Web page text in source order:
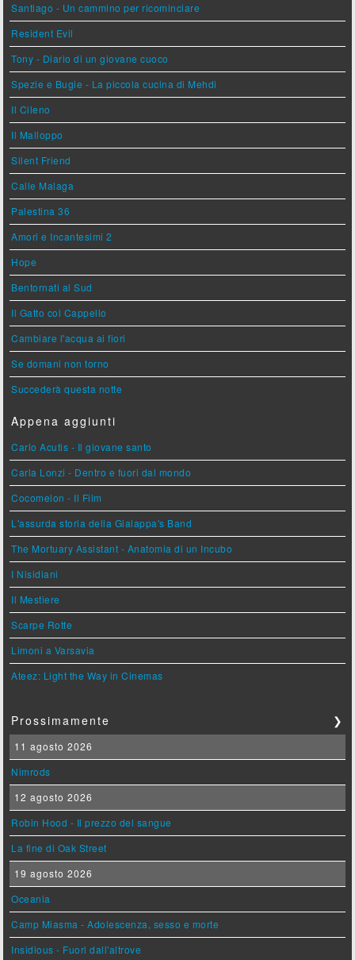
Santiago - Un cammino per ricominciare
Resident Evil
Tony - Diario di un giovane cuoco
Spezie e Bugie - La piccola cucina di Mehdi
Il Cileno
Il Malloppo
Silent Friend
Calle Malaga
Palestina 36
Amori e Incantesimi 2
Hope
Bentornati al Sud
Il Gatto col Cappello
Cambiare l'acqua ai fiori
Se domani non torno
Succederà questa notte
Appena aggiunti
Carlo Acutis - Il giovane santo
Carla Lonzi - Dentro e fuori dal mondo
Cocomelon - Il Film
L'assurda storia della Gialappa's Band
The Mortuary Assistant - Anatomia di un Incubo
I Nisidiani
Il Mestiere
Scarpe Rotte
Limoni a Varsavia
Ateez: Light the Way in Cinemas
Prossimamente ❯
11 agosto 2026
Nimrods
12 agosto 2026
Robin Hood - Il prezzo del sangue
La fine di Oak Street
19 agosto 2026
Oceania
Camp Miasma - Adolescenza, sesso e morte
Insidious - Fuori dall'altrove